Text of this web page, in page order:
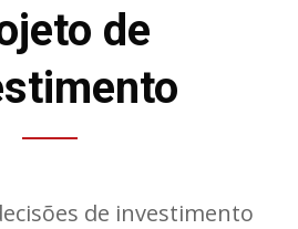
de
de investimento